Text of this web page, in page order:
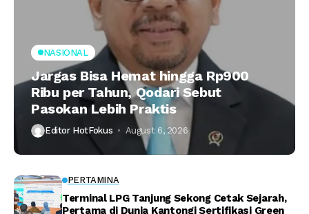
NASIONAL
Jargas Bisa Hemat hingga Rp900
Ribu per Tahun, Qodari Sebut
Pasokan Lebih Praktis
Editor HotFokus August 6, 2026
PERTAMINA
Terminal LPG Tanjung Sekong Cetak Sejarah,
Pertama di Dunia Kantongi Sertifikasi Green